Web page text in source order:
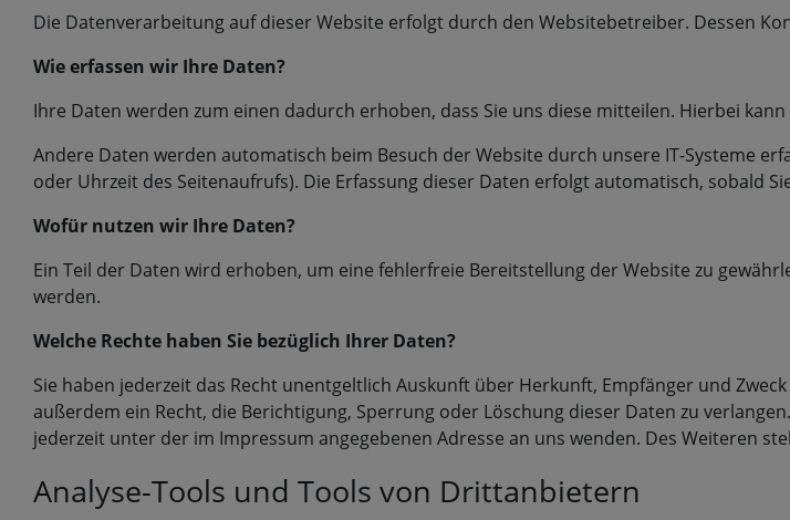
Die Datenverarbeitung auf dieser Website erfolgt durch den Websitebetreiber. Dessen
Wie erfassen wir Ihre Daten?
Ihre Daten werden zum einen dadurch erhoben, dass Sie uns diese mitteilen. Hierbei
Andere Daten werden automatisch beim Besuch der Website durch unsere IT-Systeme
oder Uhrzeit des Seitenaufrufs). Die Erfassung dieser Daten erfolgt automatisch, sobald
Wofür nutzen wir Ihre Daten?
Ein Teil der Daten wird erhoben, um eine fehlerfreie Bereitstellung der Website zu
werden.
Welche Rechte haben Sie bezüglich Ihrer Daten?
Sie haben jederzeit das Recht unentgeltlich Auskunft über Herkunft, Empfänger und
außerdem ein Recht, die Berichtigung, Sperrung oder Löschung dieser Daten zu
jederzeit unter der im Impressum angegebenen Adresse an uns wenden. Des Weiteren
Analyse-Tools und Tools von Drittanbietern